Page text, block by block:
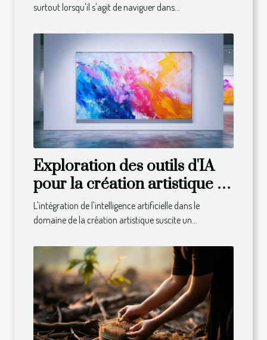
surtout lorsqu'il s'agit de naviguer dans...
Exploration des outils d'IA
pour la création artistique :
avantages et limites
L'intégration de l'intelligence artificielle dans le
domaine de la création artistique suscite un...